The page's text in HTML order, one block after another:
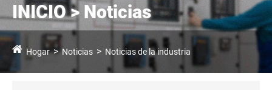
INICIO > Noticias
Hogar Noticias Noticias de la industria